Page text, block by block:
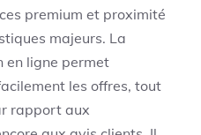
premium et proximité
majeurs. La
en ligne permet
les offres, tout
rapport aux